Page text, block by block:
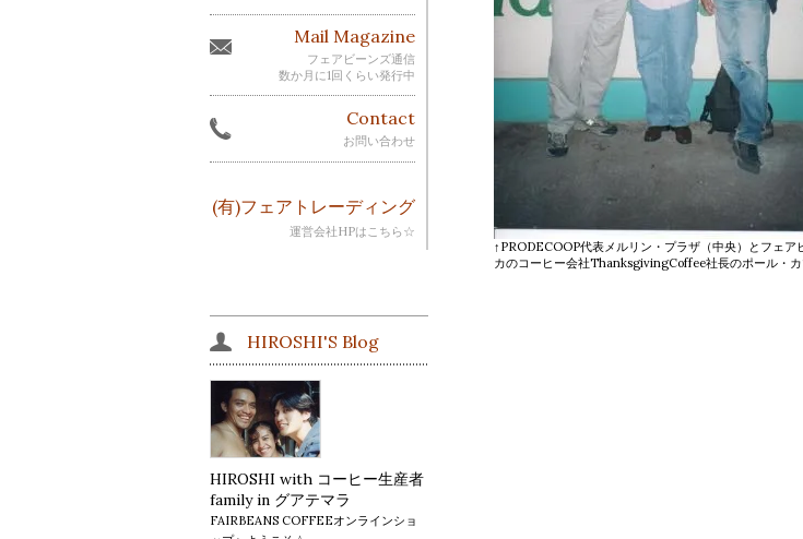
↑PRODECOOP代表メルリン・プラザ（中央）とフェ
カのコーヒー会社ThanksgivingCoffee社長のポール・カ
Mail Magazine
フェアビーンズ通信
数か月に1回くらい発行中
Contact
お問い合わせ
(有)フェアトレーディング
運営会社HPはこちら☆
HIROSHI'S Blog
HIROSHI with コーヒー生産者
family in グアテマラ
FAIRBEANS COFFEEオンラインショ